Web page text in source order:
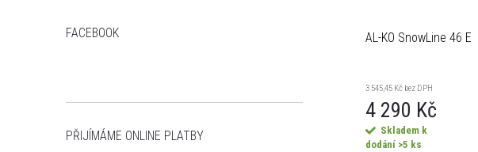
FACEBOOK
PŘIJÍMÁME ONLINE PLATBY
AL-KO SnowLine 46 E
3 545,45 Kč bez DPH
4 290 Kč
Skladem k
dodání >5 ks